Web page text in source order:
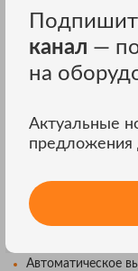
161150
Многоточечный
Оптическое
Автоматическое
Подсветка дисплея;
Автоматическое
канал —
на
Актуальные
предложения